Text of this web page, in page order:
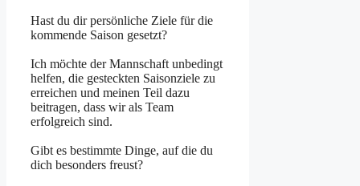
Hast du dir persönliche Ziele für die
kommende Saison gesetzt?
Ich möchte der Mannschaft unbedingt
helfen, die gesteckten Saisonziele zu
erreichen und meinen Teil dazu
beitragen, dass wir als Team
erfolgreich sind.
Gibt es bestimmte Dinge, auf die du
dich besonders freust?